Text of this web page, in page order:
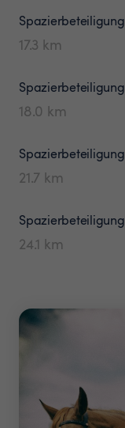
Spazierbeteiligung
17.3 km
Spazierbeteiligung
18.0 km
Spazierbeteiligung
21.7 km
Spazierbeteiligung
24.1 km